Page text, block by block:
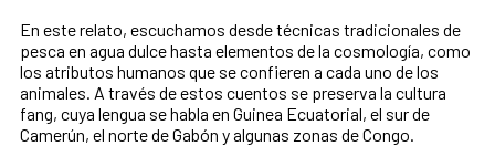
En este relato, escuchamos desde técnicas tradicionales de
pesca en agua dulce hasta elementos de la cosmología, como
los atributos humanos que se confieren a cada uno de los
animales. A través de estos cuentos se preserva la cultura
fang, cuya lengua se habla en Guinea Ecuatorial, el sur de
Camerún, el norte de Gabón y algunas zonas de Congo.